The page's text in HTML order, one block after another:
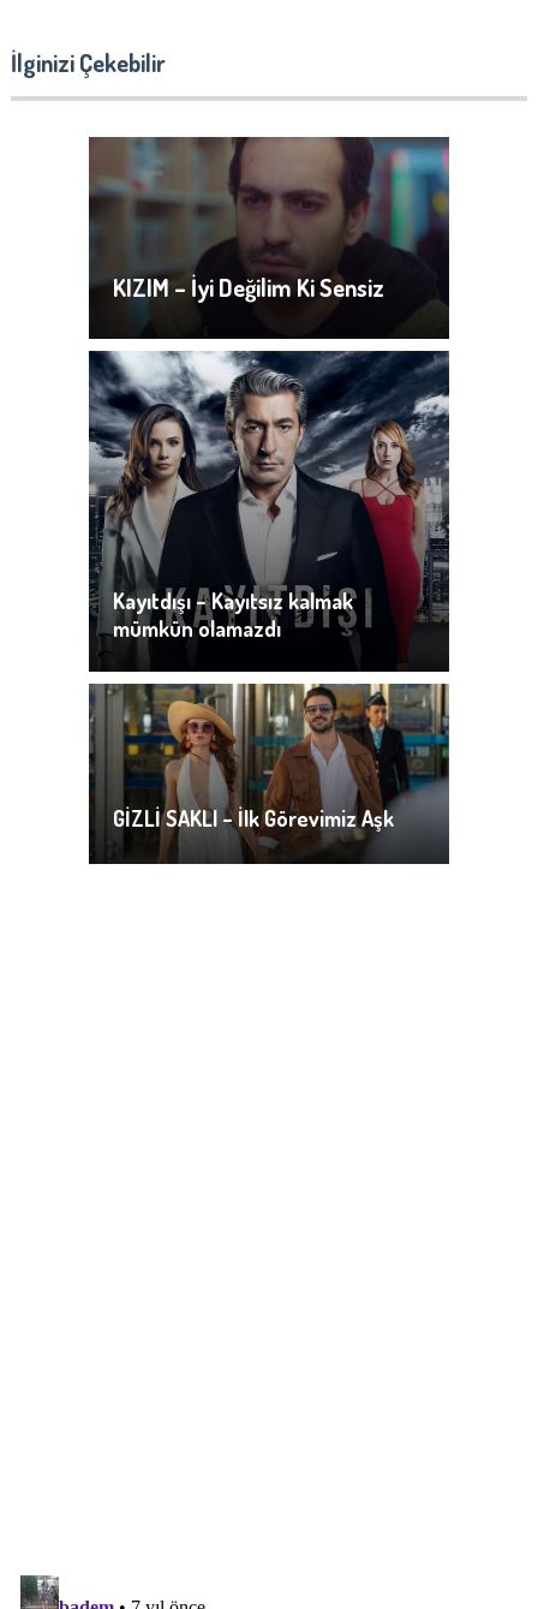
İlginizi Çekebilir
KIZIM – İyi Değilim Ki Sensiz
Kayıtdışı – Kayıtsız kalmak
mümkün olamazdı
GİZLİ SAKLI – İlk Görevimiz Aşk